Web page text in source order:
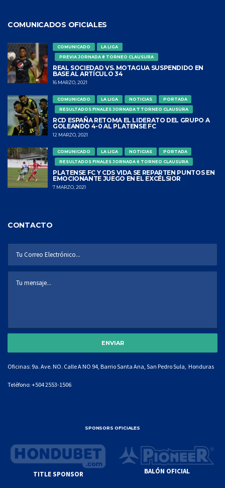
COMUNICADOS OFICIALES
COMUNICADO
LA LIGA
PREVIA JORNADA 8 TORNEO CLAUSURA
REAL SOCIEDAD VS. MOTAGUA SUSPENDIDO EN
BASE AL ARTÍCULO 34
16 MARZO, 2021
COMUNICADO LA LIGA NOTICIAS
PORTADA
RESULTADOS FINALES JORNADA 7 TORNEO CLAUSURA
RCD ESPAÑA RETOMA EL LIDERATO DEL GRUPO A
GOLEANDO 4-0 AL PLATENSE FC
12 MARZO, 2021
COMUNICADO LA LIGA NOTICIAS
PORTADA
RESULTADOS FINALES JORNADA 6 TORNEO CLAUSURA
PLATENSE FC Y CDS VIDA SE REPARTEN PUNTOS EN
EMOCIONANTE JUEGO EN EL EXCÉLSIOR
7 MARZO, 2021
CONTACTO
Oficinas: 9a. Ave. NO. Calle A NO 94, Barrio Santa Ana, San Pedro Sula, Honduras
Teléfono: +504 2553-1506
SPONSORS OFICIALES
TITLE SPONSOR BALÓN OFICIAL